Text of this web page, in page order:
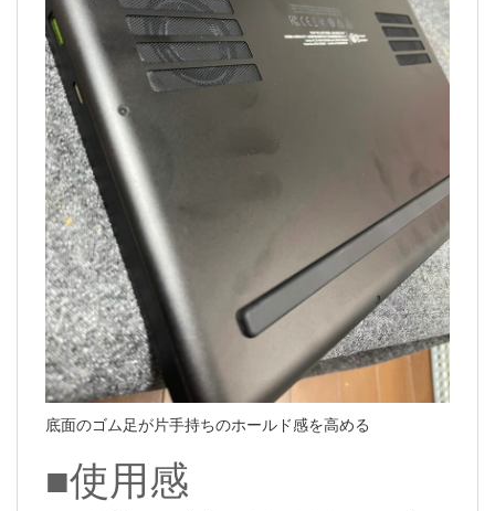
底面のゴム足が片手持ちのホールド感を高める
■使用感